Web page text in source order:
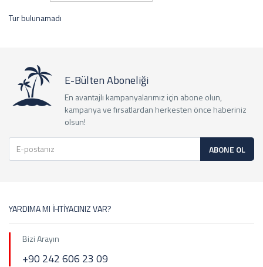
Tur bulunamadı
E-Bülten Aboneliği
En avantajlı kampanyalarımız için abone olun,
kampanya ve fırsatlardan herkesten önce haberiniz
olsun!
ABONE OL
YARDIMA MI İHTİYACINIZ VAR?
Bizi Arayın
+90 242 606 23 09